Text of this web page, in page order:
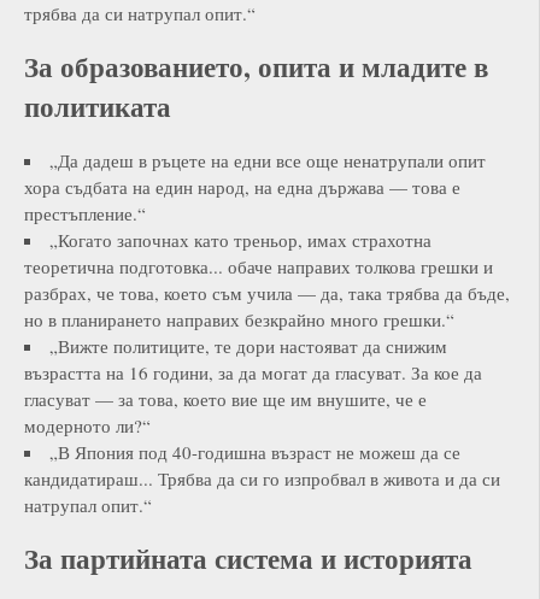
трябва да си натрупал опит.“
За образованието, опита и младите в
политиката
„Да дадеш в ръцете на едни все още ненатрупали опит
хора съдбата на един народ, на една държава — това е
престъпление.“
„Когато започнах като треньор, имах страхотна
теоретична подготовка... обаче направих толкова грешки и
разбрах, че това, което съм учила — да, така трябва да бъде,
но в планирането направих безкрайно много грешки.“
„Вижте политиците, те дори настояват да снижим
възрастта на 16 години, за да могат да гласуват. За кое да
гласуват — за това, което вие ще им внушите, че е
модерното ли?“
„В Япония под 40-годишна възраст не можеш да се
кандидатираш... Трябва да си го изпробвал в живота и да си
натрупал опит.“
За партийната система и историята